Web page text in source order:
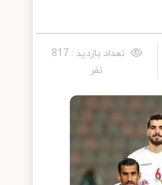
تعداد بازدید : 817
نفر